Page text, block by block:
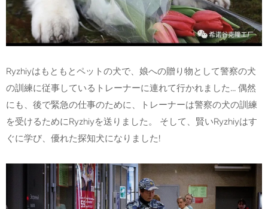
Ryzhiyはもともとペットの犬で、娘への贈り物として警察の犬
の訓練に従事しているトレーナーに連れて行かれました... 偶然
にも、後で緊急の仕事のために、トレーナーは警察の犬の訓練
を受けるためにRyzhiyを送りました。 そして、賢いRyzhiyはす
ぐに学び、優れた探知犬になりました!